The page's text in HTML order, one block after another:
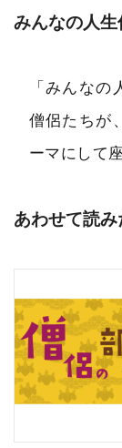
みんなの人生
「みんな
僧侶たちが
ーマにして
あわせて読み